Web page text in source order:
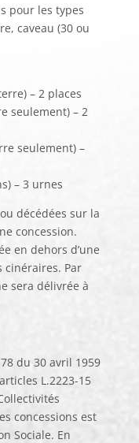
pour les types
caveau (30 ou
– 2 places
seulement) – 2
seulement) –
– 3 urnes
décédées sur la
concession.
en dehors d’une
cinéraires. Par
sera délivrée à
du 30 avril 1959
L.2223-15
concessions est
Sociale. En